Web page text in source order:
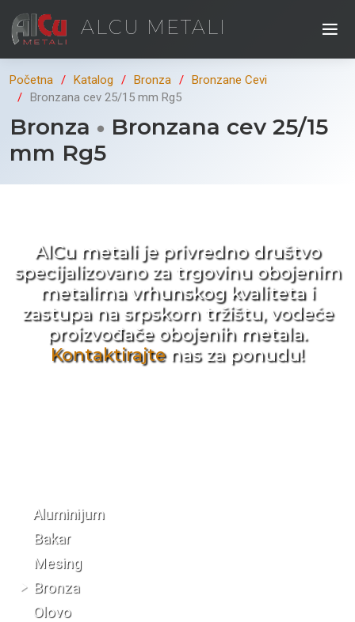
ALCU METALI
Početna Katalog Bronza
Bronzane Cevi
Bronzana cev 25/15 mm Rg5
Bronza
Bronzana cev 25/15
mm Rg5
AlCu metali je privredno društvo
specijalizovano za trgovinu obojenim
metalima vrhunskog kvaliteta i
zastupa na srpskom tržištu, vodeće
proizvođače obojenih metala.
Kontaktirajtenas za ponudu!
Aluminijum
Bakar
Mesing
Bronza
Olovo